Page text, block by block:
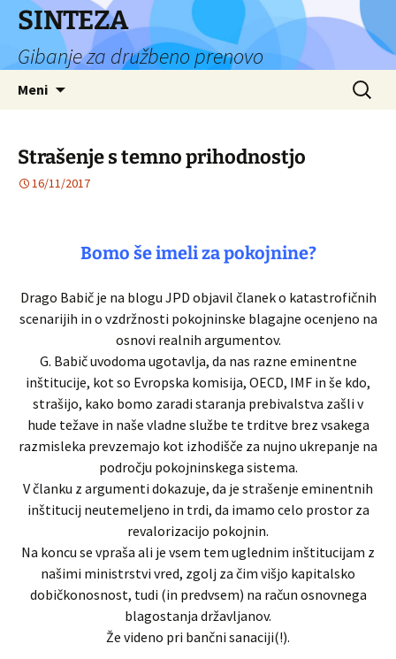
Preskoči
vsebino
SINTEZA
Gibanje za družbeno prenovo
Meni Išči:
Strašenje s temno prihodnostjo
16/11/2017
Bomo še imeli za pokojnine?
Drago Babič je na blogu JPD objavil članek o katastrofičnih
scenarijih in o vzdržnosti pokojninske blagajne ocenjeno na
osnovi realnih argumentov.
G. Babič uvodoma ugotavlja, da nas razne eminentne
inštitucije, kot so Evropska komisija, OECD, IMF in še kdo,
strašijo, kako bomo zaradi staranja prebivalstva zašli v
hude težave in naše vladne službe te trditve brez vsakega
razmisleka prevzemajo kot izhodišče za nujno ukrepanje na
področju pokojninskega sistema.
V članku z argumenti dokazuje, da je strašenje eminentnih
inštitucij neutemeljeno in trdi, da imamo celo prostor za
revalorizacijo pokojnin.
Na koncu se vpraša ali je vsem tem uglednim inštitucijam z
našimi ministrstvi vred, zgolj za čim višjo kapitalsko
dobičkonosnost, tudi (in predvsem) na račun osnovnega
blagostanja državljanov.
Že videno pri bančni sanaciji(!).